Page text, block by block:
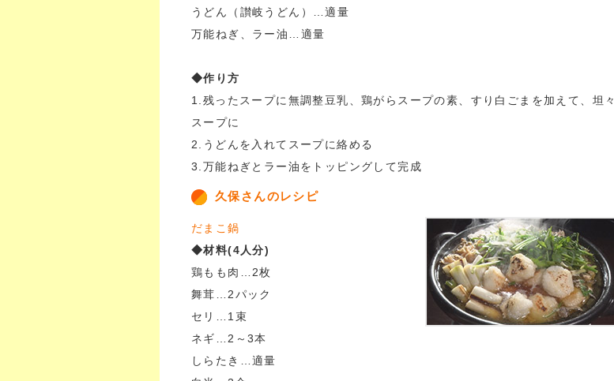
うどん（讃岐うどん）…適量
万能ねぎ、ラー油…適量
◆作り方
1.残ったスープに無調整豆乳、鶏がらスープの素、すり白ごまを加えて、坦々
スープに
2.うどんを入れてスープに絡める
3.万能ねぎとラー油をトッピングして完成
久保さんのレシピ
だまこ鍋
◆材料(4人分)
鶏もも肉…2枚
舞茸…2パック
セリ…1束
ネギ…2～3本
しらたき…適量